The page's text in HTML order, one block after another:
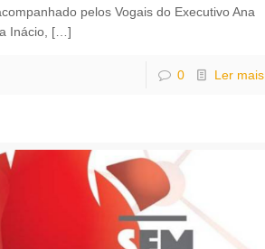
pelos Vogais do Executivo Ana
Inácio, […]
0 Ler mais